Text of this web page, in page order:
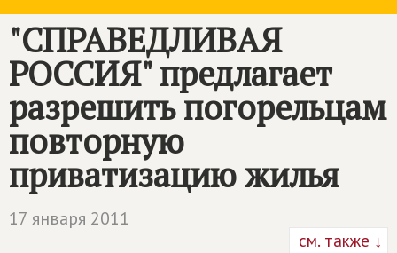
"СПРАВЕДЛИВАЯ
РОССИЯ" предлагает
разрешить погорельцам
повторную
приватизацию жилья
17 января 2011
см. также ↓